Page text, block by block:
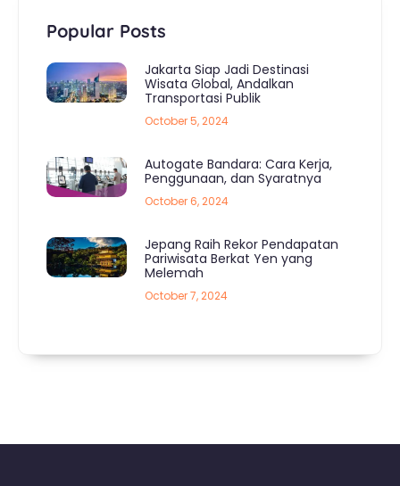
Popular Posts
Jakarta Siap Jadi Destinasi
Wisata Global, Andalkan
Transportasi Publik
October 5, 2024
Autogate Bandara: Cara Kerja,
Penggunaan, dan Syaratnya
October 6, 2024
Jepang Raih Rekor Pendapatan
Pariwisata Berkat Yen yang
Melemah
October 7, 2024